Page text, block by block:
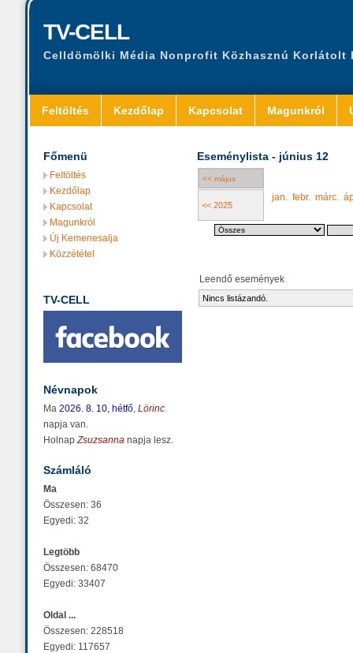
TV-CELL
Celldömölki Média Nonprofit Közhasznú Korlátolt
Feltöltés Kezdőlap Kapcsolat Magunkról
Főmenü
Feltöltés
Kezdőlap
Kapcsolat
Magunkról
Új Kemenesalja
Közzététel
TV-CELL
Névnapok
Ma 2026. 8. 10, hétfő, Lörinc
napja van.
HolnapZsuzsanna napja lesz.
Számláló
Ma
Összesen: 36
Egyedi: 32
Legtöbb
Összesen: 68470
Egyedi: 33407
Oldal ...
Összesen: 228518
Egyedi: 117657
Eseménylista - június 12
<< május
<< 2025
jan. febr. márc.
Leendő események
Nincs listázandó.